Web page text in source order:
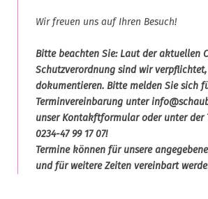
Wir freuen uns auf Ihren Besuch!
Bitte beachten Sie: Laut der aktuellen
Schutzverordnung sind wir verpflichtet,
dokumentieren. Bitte melden Sie sich
Terminvereinbarung unter
unser Kontakftformular oder unter der
0234-47 99 17 07!
Termine können für unsere
und für weitere Zeiten vereinbart